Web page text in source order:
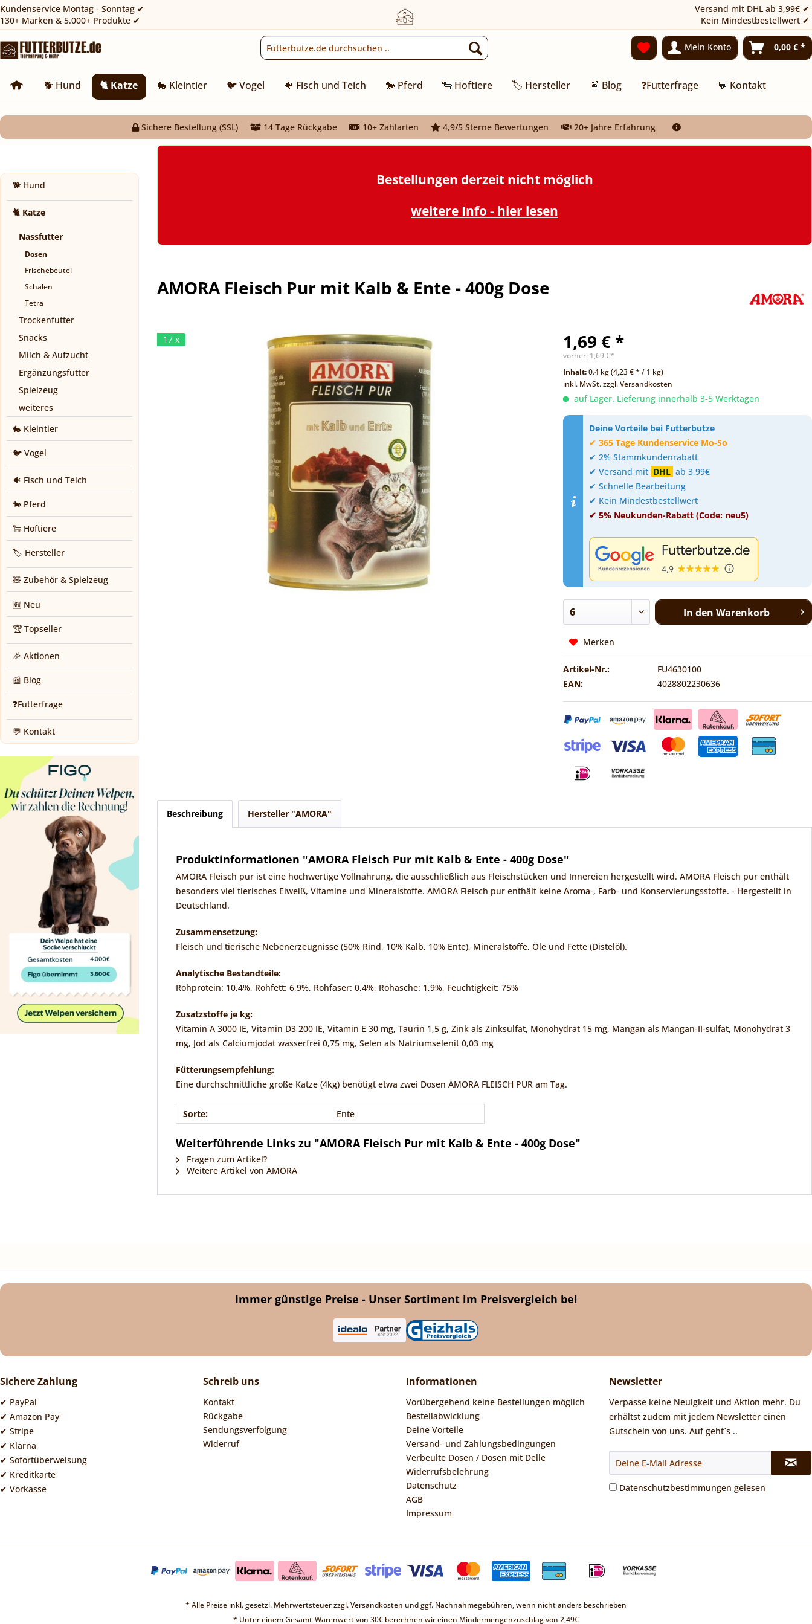
Kundenservice Montag - Sonntag ✔
130+ Marken & 5.000+ Produkte ✔
Versand mit DHL ab 3,99€ ✔
Kein Mindestbestellwert ✔
Mein Konto 0,00 € *
🐕 Hund 🐈 Katze 🐇 Kleintier 🐦 Vogel 🐠 Fisch und Teich 🐎 Pferd 🐑 Hoftiere 🏷️ Hersteller 📰 Blog ❓Futterfrage 💬 Kontakt
Sichere Bestellung (SSL) 14 Tage Rückgabe 10+ Zahlarten 4,9/5 Sterne Bewertungen 20+ Jahre Erfahrung
🐕 Hund
🐈 Katze
Nassfutter
Dosen
Frischebeutel
Schalen
Tetra
Trockenfutter
Snacks
Milch & Aufzucht
Ergänzungsfutter
Spielzeug
weiteres
🐇 Kleintier
🐦 Vogel
🐠 Fisch und Teich
🐎 Pferd
🐑 Hoftiere
🏷️ Hersteller
🧸 Zubehör & Spielzeug
🆕 Neu
🏆 Topseller
🎉 Aktionen
📰 Blog
❓Futterfrage
💬 Kontakt
Bestellungen derzeit nicht möglich
weitere Info - hier lesen
AMORA Fleisch Pur mit Kalb & Ente - 400g Dose
17 x 1,69 € *
vorher: 1,69 €*
Inhalt:0.4 kg (4,23 € * / 1 kg)
inkl. MwSt.zzgl. Versandkosten
auf Lager. Lieferung innerhalb 3-5 Werktagen
Deine Vorteile bei Futterbutze
✔365 Tage Kundenservice Mo-So
✔ 2% Stammkundenrabatt
✔ Versand mit DHL ab 3,99€
✔ Schnelle Bearbeitung
✔ Kein Mindestbestellwert
✔ 5% Neukunden-Rabatt (Code: neu5)
In den Warenkorb
Merken
Artikel-Nr.:
FU4630100
EAN:
4028802230636
Beschreibung Hersteller "AMORA"
Produktinformationen "AMORA Fleisch Pur mit Kalb & Ente - 400g Dose"
AMORA Fleisch pur ist eine hochwertige Vollnahrung, die ausschließlich aus Fleischstücken und Innereien hergestellt wird. AMORA Fleisch pur enthält
besonders viel tierisches Eiweiß, Vitamine und Mineralstoffe. AMORA Fleisch pur enthält keine Aroma-, Farb- und Konservierungsstoffe. - Hergestellt in
Deutschland.
Zusammensetzung:
Fleisch und tierische Nebenerzeugnisse (50% Rind, 10% Kalb, 10% Ente), Mineralstoffe, Öle und Fette (Distelöl).
Analytische Bestandteile:
Rohprotein: 10,4%, Rohfett: 6,9%, Rohfaser: 0,4%, Rohasche: 1,9%, Feuchtigkeit: 75%
Zusatzstoffe je kg:
Vitamin A 3000 IE, Vitamin D3 200 IE, Vitamin E 30 mg, Taurin 1,5 g, Zink als Zinksulfat, Monohydrat 15 mg, Mangan als Mangan-II-sulfat, Monohydrat 3
mg, Jod als Calciumjodat wasserfrei 0,75 mg, Selen als Natriumselenit 0,03 mg
Fütterungsempfehlung:
Eine durchschnittliche große Katze (4kg) benötigt etwa zwei Dosen AMORA FLEISCH PUR am Tag.
Sorte: Ente
Weiterführende Links zu "AMORA Fleisch Pur mit Kalb & Ente - 400g Dose"
Fragen zum Artikel?
Weitere Artikel von AMORA
Immer günstige Preise - Unser Sortiment im Preisvergleich bei
Sichere Zahlung
✔ PayPal
✔ Amazon Pay
✔ Stripe
✔ Klarna
✔ Sofortüberweisung
✔ Kreditkarte
✔ Vorkasse
Schreib uns
Kontakt
Rückgabe
Sendungsverfolgung
Widerruf
Informationen
Vorübergehend keine Bestellungen möglich
Bestellabwicklung
Deine Vorteile
Versand- und Zahlungsbedingungen
Verbeulte Dosen / Dosen mit Delle
Widerrufsbelehrung
Datenschutz
AGB
Impressum
Newsletter
Verpasse keine Neuigkeit und Aktion mehr. Du
erhältst zudem mit jedem Newsletter einen
Gutschein von uns. Auf geht´s ..
Datenschutzbestimmungen gelesen
* Alle Preise inkl. gesetzl. Mehrwertsteuer zzgl.Versandkosten und ggf. Nachnahmegebühren, wenn nicht anders beschrieben
* Unter einem Gesamt-Warenwert von 30€ berechnen wir einen Mindermengenzuschlag von 2,49€